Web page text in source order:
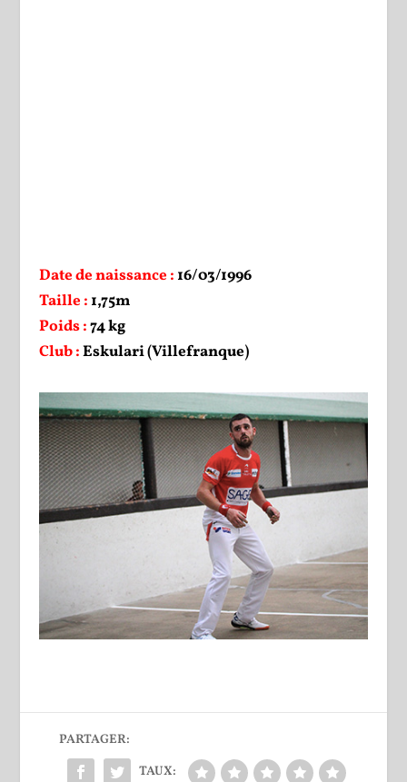
Date de naissance : 16/03/1996
Taille : 1,75m
Poids :74 kg
Club :Eskulari (Villefranque)
PARTAGER:
TAUX: